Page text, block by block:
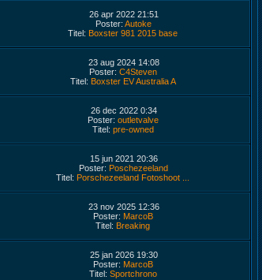
26 apr 2022 21:51
Poster: Autoke
Titel: Boxster 981 2015 base
23 aug 2024 14:08
Poster: C4Steven
Titel: Boxster EV Australia A
26 dec 2022 0:34
Poster: outletvalve
Titel: pre-owned
15 jun 2021 20:36
Poster: Poschezeeland
Titel: Porschezeeland Fotoshoot ...
23 nov 2025 12:36
Poster: MarcoB
Titel: Breaking
25 jan 2026 19:30
Poster: MarcoB
Titel: Sportchrono